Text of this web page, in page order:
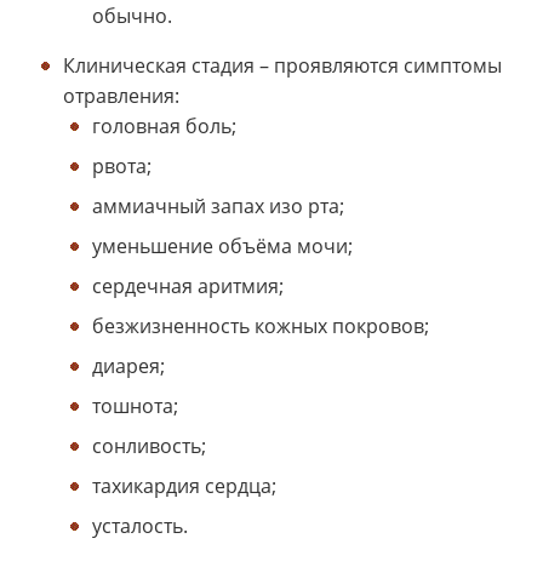
обычно.
Клиническая стадия – проявляются симптомы
отравления:
головная боль;
рвота;
аммиачный запах изо рта;
уменьшение объёма мочи;
сердечная аритмия;
безжизненность кожных покровов;
диарея;
тошнота;
сонливость;
тахикардия сердца;
усталость.